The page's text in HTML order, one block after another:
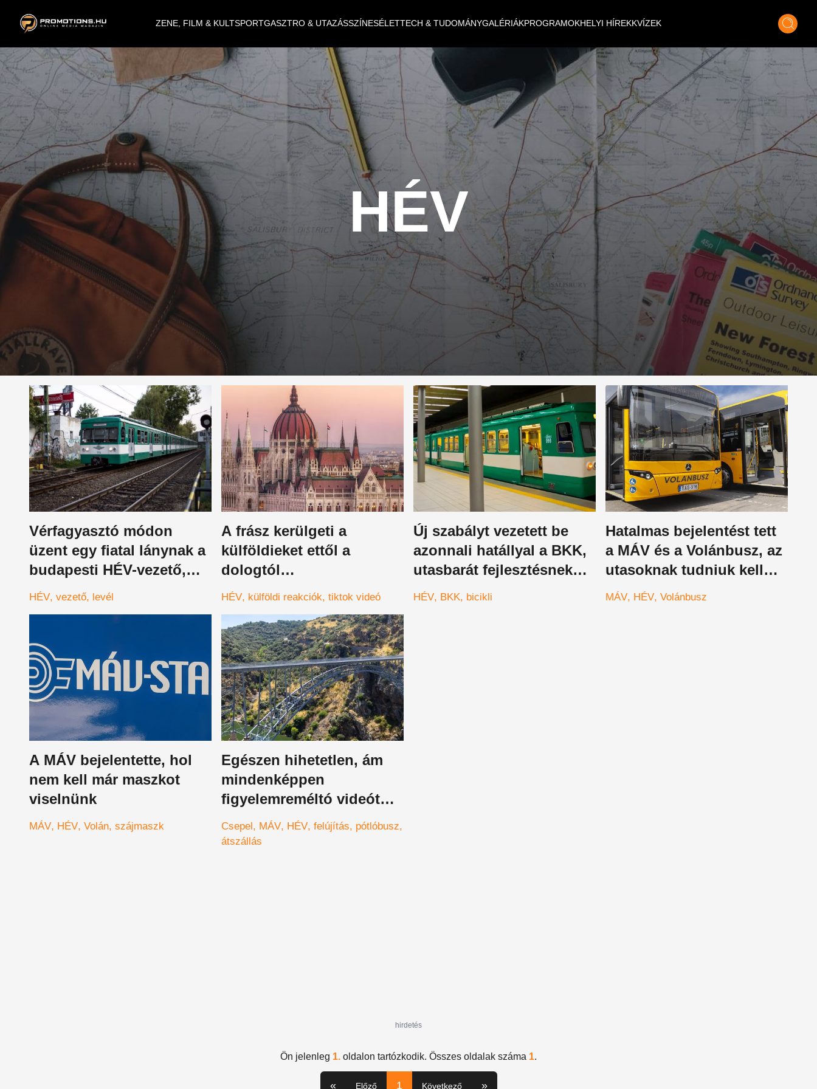
ZENE, FILM & KULTSPORTGASZTRO & UTAZÁSSZÍNESÉLETTECH & TUDOMÁNYGALÉRIÁKPROGRAMOKHELYI HÍREKKVÍZEK
HÉV
Vérfagyasztó módon
üzent egy fiatal lánynak a
budapesti HÉV-vezető,
azonnal óriási lett a
HÉV vezető levél
A frász kerülgeti a
külföldieket ettől a
dologtól
Magyarországon, a falra
meghallják
HÉV külföldi reakciók tiktok videó
Új szabályt vezetett be
azonnali hatállyal a BKK,
utasbarát fejlesztésnek
hívják
HÉV BKK bicikli
Hatalmas bejelentést tett
a MÁV és a Volánbusz, az
utasoknak tudniuk kell
ezekről a változásokról
MÁV HÉV Volánbusz
A MÁV bejelentette, hol
nem kell már maszkot
viselnünk
MÁV HÉV Volán szájmaszk
Egészen hihetetlen, ám
mindenképpen
figyelemreméltó videót
készített a MÁV-HÉV
Csepel MÁV HÉV felújítás
pótlóbusz
átszállás
hirdetés
Ön jelenleg 1. oldalon tartózkodik. Összes oldalak száma 1.
« Előző 1 Következő »